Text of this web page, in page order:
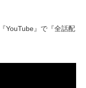
YouTube』で『全話配